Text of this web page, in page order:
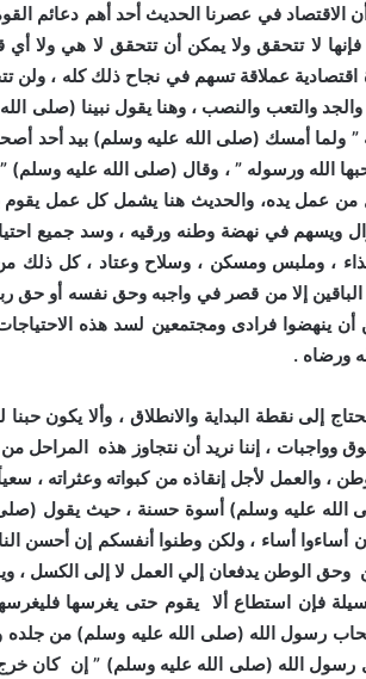
الاقتصاد في عصرنا الحديث أحد أهم دعائم
فإنها لا تتحقق ولا يمكن أن تتحقق لا هي ولا أي
عملاقة تسهم في نجاح ذلك كله ، ولن
والتعب والنصب ، وهنا يقول نبينا (صلى
” ولما أمسك (صلى الله عليه وسلم) بيد أحد
الله ورسوله ” ، وقال (صلى الله عليه وسلم)
من عمل يده، والحديث هنا يشمل كل عمل يقوم
ويسهم في نهضة وطنه ورقيه ، وسد جميع
، وملبس ومسكن ، وسلاح وعتاد ، كل ذلك
الباقين إلا من قصر في واجبه وحق نفسه أو حق
أن ينهضوا فرادى ومجتمعين لسد هذه
ورضاه .
إلى نقطة البداية والانطلاق ، وألا يكون
وواجبات ، إننا نريد أن نتجاوز هذه
، والعمل لأجل إنقاذه من كبواته وعثراته ،
الله عليه وسلم) أسوة حسنة ، حيث يقول (
أساءوا أساء ، ولكن وطنوا أنفسكم إن أحسن
وحق الوطن يدفعان إلي العمل لا إلى الكسل ،
فإن استطاع ألا يقوم حتى يغرسها
رسول الله (صلى الله عليه وسلم) من جلده
رسول الله (صلى الله عليه وسلم) ” إن كان